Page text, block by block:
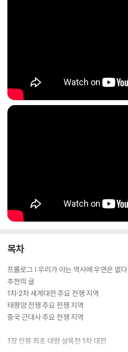
목차
프롤로그 | 우리가 아는 역사에 우연은 없다
추천의 글
1차·2차 세계대전 주요 전쟁 지역
태평양 전쟁 주요 전쟁 지역
중국 근대사 주요 전쟁 지역
1장 인류 최초 대량 살육전 1차 대전